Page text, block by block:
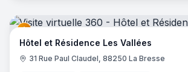
Hôtel et Résidence Les Vallées
31 Rue Paul Claudel, 88250 La Bresse